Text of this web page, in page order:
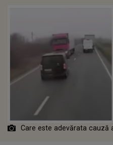
Care este adevărata cauză